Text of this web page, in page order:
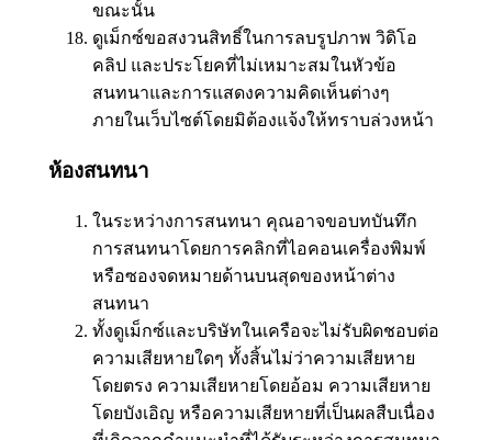
ขณะนั้น
ดูเม็กซ์ขอสงวนสิทธิ์ในการลบรูปภาพ วิดิโอ
คลิป และประโยคที่ไม่เหมาะสมในหัวข้อ
สนทนาและการแสดงความคิดเห็นต่างๆ
ภายในเว็บไซต์โดยมิต้องแจ้งให้ทราบล่วงหน้า
ห้องสนทนา
ในระหว่างการสนทนา คุณอาจขอบทบันทึก
การสนทนาโดยการคลิกที่ไอคอนเครื่องพิมพ์
หรือซองจดหมายด้านบนสุดของหน้าต่าง
สนทนา
ทั้งดูเม็กซ์และบริษัทในเครือจะไม่รับผิดชอบต่อ
ความเสียหายใดๆ ทั้งสิ้นไม่ว่าความเสียหาย
โดยตรง ความเสียหายโดยอ้อม ความเสียหาย
โดยบังเอิญ หรือความเสียหายที่เป็นผลสืบเนื่อง